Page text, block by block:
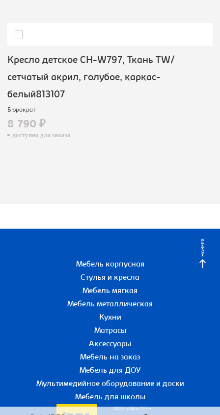
Кресло детское CH-W797, Ткань TW/
сетчатый акрил, голубое, каркас-
белый813107
Бюрократ
8 790 ₽
доступно для заказа
НАВЕРХ
Мебель корпусная
Стулья и кресла
Мебель мягкая
Мебель металлическая
Кухни
Матрасы
Аксессуары
Мебель на заказ
Мебель для ДОУ
Мультимедийное оборудование и доски
Мебель для школы
ООО «Офис51+»